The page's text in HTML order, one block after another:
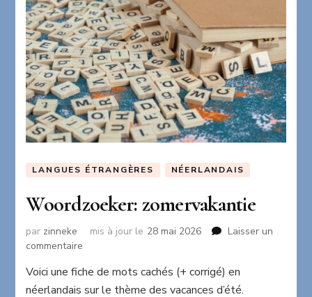
LANGUES ÉTRANGÈRES NÉERLANDAIS
Woordzoeker: zomervakantie
par zinneke mis à jour le 28 mai 2026
Laisser un
commentaire
zomervakantie
Voici une fiche de mots cachés (+ corrigé) en
néerlandais sur le thème des vacances d’été.